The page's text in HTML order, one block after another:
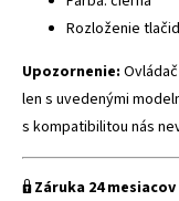
Rozloženie
Upozornenie:
len s uvedenými
s kompatibilitou nás
🔒Záruka 24 mesiacov